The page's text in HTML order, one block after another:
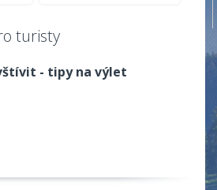
turisty
- tipy na výlet